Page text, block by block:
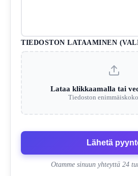
TIEDOSTON LATAAMINEN
Lataa klikkaamalla tai
Tiedoston
Lähetä
Otamme sinuun yhteyttä 24